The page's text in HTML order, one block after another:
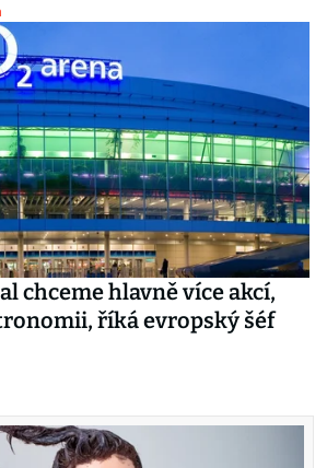
chceme hlavně více akcí,
říká evropský šéf